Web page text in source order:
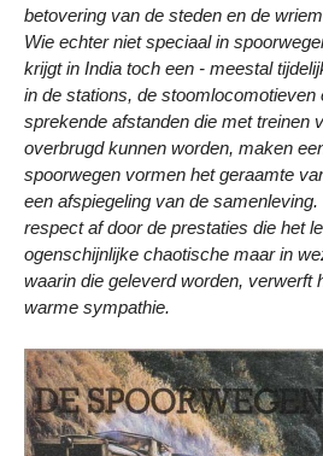
betovering van de steden en de
Wie echter niet speciaal in
krijgt in India toch een - meestal
in de stations, de stoomlocomotieven
sprekende afstanden die met treinen
overbrugd kunnen worden, maken
spoorwegen vormen het geraamte
een afspiegeling van de samenleving.
respect af door de prestaties die het
ogenschijnlijke chaotische maar in
waarin die geleverd worden, verwerft
warme sympathie.